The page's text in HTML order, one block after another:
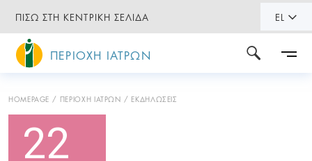
ΠΙΣΩ ΣΤΗ ΚΕΝΤΡΙΚΗ ΣΕΛΙΔΑ EL
ΠΕΡΙΟΧΗ ΙΑΤΡΩΝ
HOMEPAGE ΠΕΡΙΟΧΗ ΙΑΤΡΩΝ ΕΚΔΗΛΩΣΕΙΣ
22